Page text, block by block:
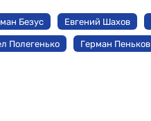
Безус Евгений Шахов
Полегенько Герман Пеньков